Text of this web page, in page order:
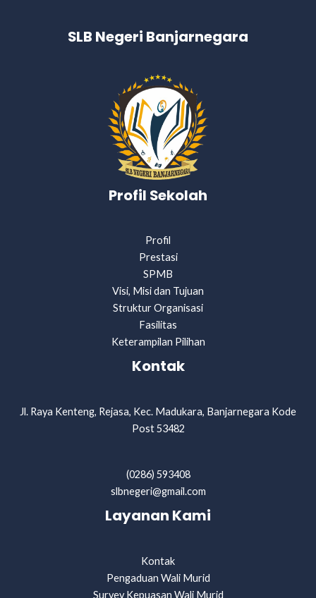
SLB Negeri Banjarnegara
Profil Sekolah
Profil
Prestasi
SPMB
Visi, Misi dan Tujuan
Struktur Organisasi
Fasilitas
Keterampilan Pilihan
Kontak
Jl. Raya Kenteng, Rejasa, Kec. Madukara, Banjarnegara Kode
Post 53482
(0286) 593408
slbnegeri@gmail.com
Layanan Kami
Kontak
Pengaduan Wali Murid
Survey Kepuasan Wali Murid